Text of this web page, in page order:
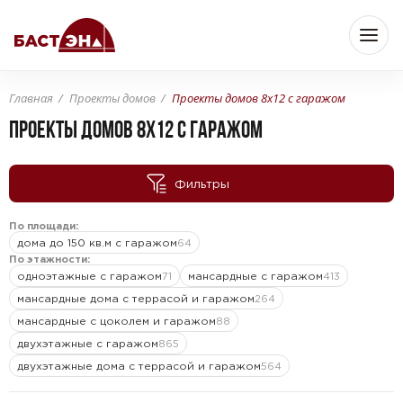
Главная Проекты домов Проекты домов 8x12 с гаражом
ПРОЕКТЫ ДОМОВ 8X12 С ГАРАЖОМ
Фильтры
По площади:
дома до 150 кв.м с гаражом64
По этажности:
одноэтажные с гаражом71 мансардные с гаражом413
мансардные дома с террасой и гаражом264
мансардные с цоколем и гаражом88
двухэтажные с гаражом865
двухэтажные дома с террасой и гаражом564
Бюджет
Площадь
От м2 — До